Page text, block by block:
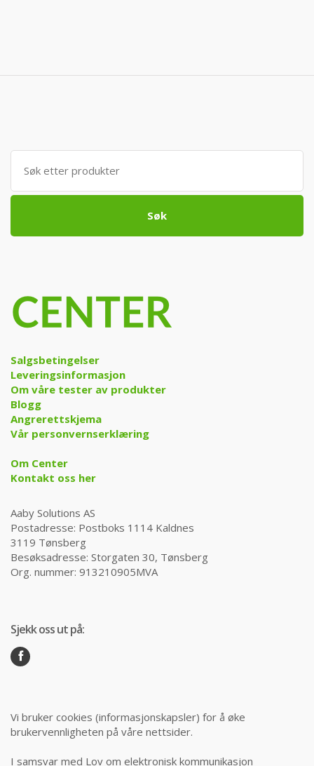
Søk
etter:
Søk
Salgsbetingelser
Leveringsinformasjon
Om våre tester av produkter
Blogg
Angrerettskjema
Vår personvernserklæring
Om Center
Kontakt oss her
Aaby Solutions AS
Postadresse: Postboks 1114 Kaldnes
3119 Tønsberg
Besøksadresse: Storgaten 30, Tønsberg
Org. nummer: 913210905MVA
Sjekk oss ut på:
Vi bruker cookies (informasjonskapsler) for å øke
brukervennligheten på våre nettsider.
I samsvar med Lov om elektronisk kommunikasjon